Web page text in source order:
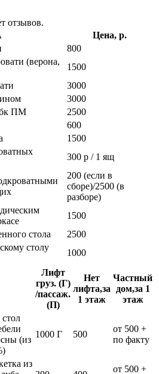
отзывов.
Цена, р.
800
(верона,
1500
3000
3000
бк ПМ
2500
600
1500
300 р / 1 ящ
200 (если в
сборе)/2500 (в
разборе)
1500
стола
2500
столу
1000
Лифт
груз. (Г)
/пассаж.
(П)
Нет
лифта,за
1 этаж
Частный
дом,за 1
этаж
(из
1000 Г 500
от 500 +
по факту
из
от 500 +